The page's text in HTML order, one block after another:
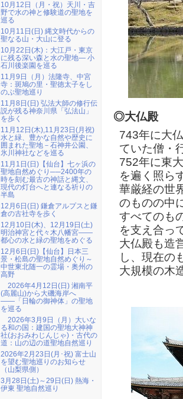
◎大仏殿
743年に大
ていた僧・
752年に東
を遍く照ら
華厳経の世
のものの中
すべてのも
を支え合っ
大仏殿も造
し、現在の
大規模の木
10月12日（月・祝）天川・吉
野で水の神と修験道の聖地を
巡る
10月11日(日) 縄文時代からの
聖なる山・大山に登る
10月22日(木)：大江戸・東京
に残る深い森と水の聖地― 小
石川後楽園を巡る
11月9日（月）法隆寺、中宮
寺：斑鳩の里・聖徳太子をし
のぶ聖地巡り
11月8日(日) 弘法大師の修行伝
説が残る神奈川県「弘法山」
を歩く
11月12日(木),11月23日(月祝)
水と緑、豊かな自然や歴史に
囲まれた聖地－石神井公園、
氷川神社などを巡る
11月1日(日)【仙台】七ヶ浜の
聖地自然めぐり──2400年の
時を刻む最古の神話と縄文、
現代の灯台へと連なる祈りの
半島
12月6日(日) 鎌倉アルプスと鎌
倉の古社寺を歩く
12月10日(木)、12月19日(土)
明治神宮と代々木八幡宮――
都心の水と緑の聖地をめぐる
12月6日(日)【仙台】日本三
景・松島の聖地自然めぐり～
中世東北随一の霊場・奥州の
高野
2026年4月12日(日) 湘南平
(高麗山)から大磯海岸へ
――「日輪の御神体」の聖地
を巡る
2026年3月9日（月）大いな
る和の国：建国の聖地大神神
社(おおみわじんじゃ)・古代の
道：山の辺の道聖地自然巡り
2026年2月23日(月･祝) 富士山
を望む聖地巡りのお知らせ
（山梨県側）
3月28日(土)～29日(日) 熱海・
伊東 聖地自然巡り